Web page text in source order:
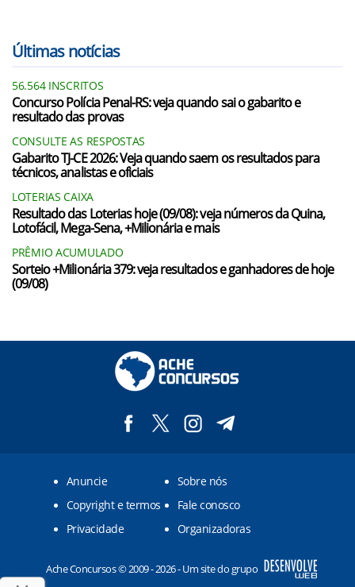
Últimas notícias
56.564 INSCRITOS
Concurso Polícia Penal-RS: veja quando sai o gabarito e
resultado das provas
CONSULTE AS RESPOSTAS
Gabarito TJ-CE 2026: Veja quando saem os resultados para
técnicos, analistas e oficiais
LOTERIAS CAIXA
Resultado das Loterias hoje (09/08): veja números da Quina,
Lotofácil, Mega-Sena, +Milionária e mais
PRÊMIO ACUMULADO
Sorteio +Milionária 379: veja resultados e ganhadores de hoje
(09/08)
Anuncie
Sobre nós
Copyright e termos
Fale conosco
Privacidade
Organizadoras
Ache Concursos © 2009 - 2026 - Um site do grupo